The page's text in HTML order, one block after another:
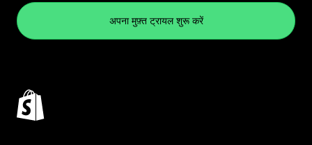
अपना मुफ़्त ट्रायल शुरू करें